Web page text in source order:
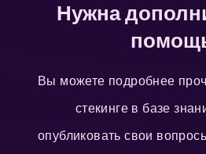
Нужна
Вы можете подробнее
стекинге в базе
опубликовать свои